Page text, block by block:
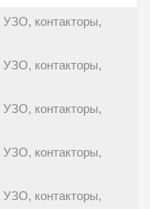
контакторы,
контакторы,
контакторы,
контакторы,
контакторы,